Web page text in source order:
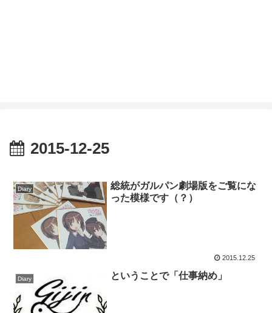
2015-12-25
Diary
総統がガルパン劇場版をご覧にな
った模様です（？）
2015.12.25
Diary ということで「仕事納め」